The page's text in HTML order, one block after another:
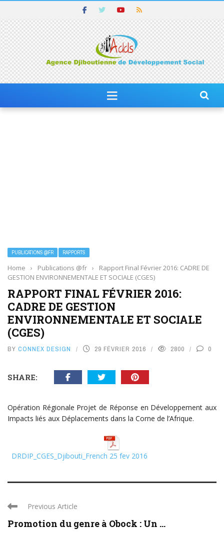
PUBLICATIONS @FR RAPPORTS
Home › Publications @fr ›
Rapport Final Février 2016: CADRE DE
GESTION ENVIRONNEMENTALE ET SOCIALE (CGES)
RAPPORT FINAL FÉVRIER 2016:
CADRE DE GESTION
ENVIRONNEMENTALE ET SOCIALE
(CGES)
BY CONNEX DESIGN 29 FÉVRIER 2016 2800 0
SHARE:
Opération Régionale Projet de Réponse en Développement aux
Impacts liés aux Déplacements dans la Corne de l’Afrique.
DRDIP_CGES_Djibouti_French 25 fev 2016
Previous Article
Promotion du genre à Obock : Un ...